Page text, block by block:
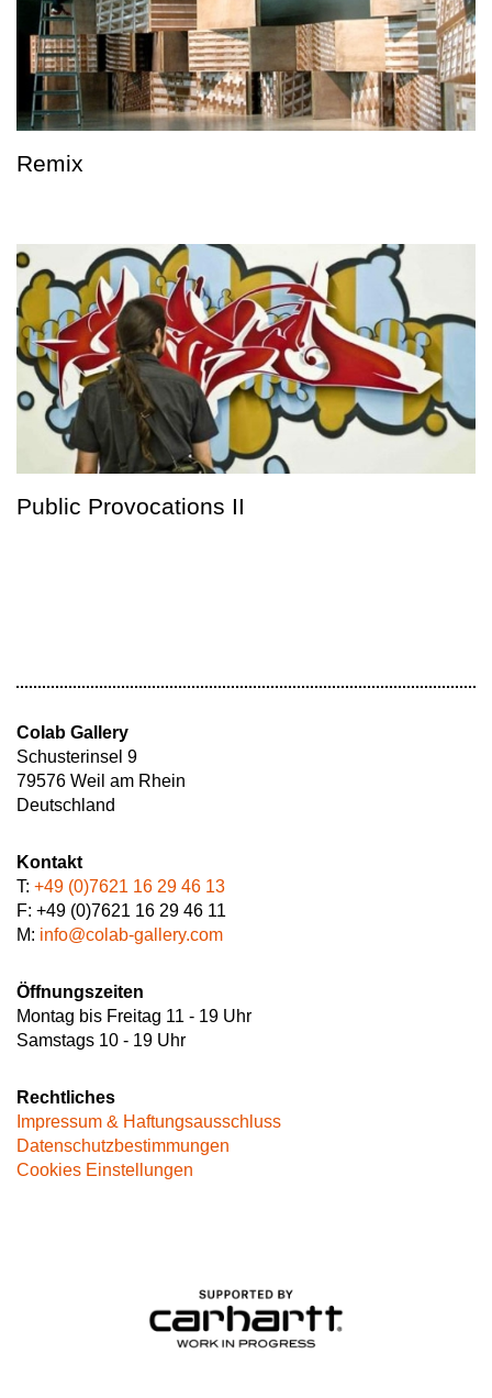
Remix
Public Provocations II
Colab Gallery
Schusterinsel 9
79576 Weil am Rhein
Deutschland
Kontakt
T: +49 (0)7621 16 29 46 13
F: +49 (0)7621 16 29 46 11
M: info@colab-gallery.com
Öffnungszeiten
Montag bis Freitag 11 - 19 Uhr
Samstags 10 - 19 Uhr
Rechtliches
Impressum & Haftungsausschluss
Datenschutzbestimmungen
Cookies Einstellungen